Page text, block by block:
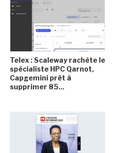
Telex : Scaleway rachète le
spécialiste HPC Qarnot,
Capgemini prêt à
supprimer 85...